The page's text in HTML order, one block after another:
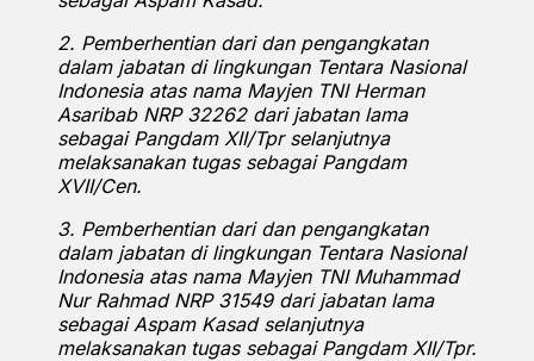
2. Pemberhentian dari dan pengangkatan
dalam jabatan di lingkungan Tentara Nasional
Indonesia atas nama Mayjen TNI Herman
Asaribab NRP 32262 dari jabatan lama
sebagai Pangdam XII/Tpr selanjutnya
melaksanakan tugas sebagai Pangdam
XVII/Cen.
3. Pemberhentian dari dan pengangkatan
dalam jabatan di lingkungan Tentara Nasional
Indonesia atas nama Mayjen TNI Muhammad
Nur Rahmad NRP 31549 dari jabatan lama
sebagai Aspam Kasad selanjutnya
melaksanakan tugas sebagai Pangdam XII/Tpr.